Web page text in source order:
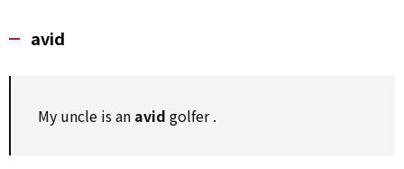
avid
My uncle is an avid golfer.